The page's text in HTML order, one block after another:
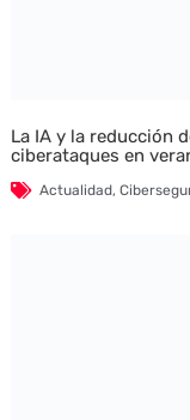
La IA y la reducción
ciberataques en
Actualidad,